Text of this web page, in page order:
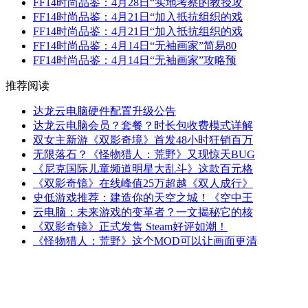
FF14时尚品鉴：4月28日“实地考察的教授攻
FF14时尚品鉴：4月21日“加入抵抗组织的戏
FF14时尚品鉴：4月21日“加入抵抗组织的戏
FF14时尚品鉴：4月14日“无袖画家”简易80
FF14时尚品鉴：4月14日“无袖画家”攻略预
推荐阅读
达龙云电脑硬件配置升级公告
达龙云电脑会员？套餐？时长包收费模式详解
双女主新游《双影奇境》首发48小时狂销百万
无限落石？《怪物猎人：荒野》又现惊天BUG
《尼克国际儿童频道明星大乱斗》这款百元格
《双影奇镜》在线峰值25万超越《双人成行》
史低游戏推荐：建造你的天空之城！《空中王
云电脑：未来游戏的变革者？一文揭秘它的核
《双影奇镜》正式发售 Steam好评如潮！
《怪物猎人：荒野》这个MOD可以让画面更清